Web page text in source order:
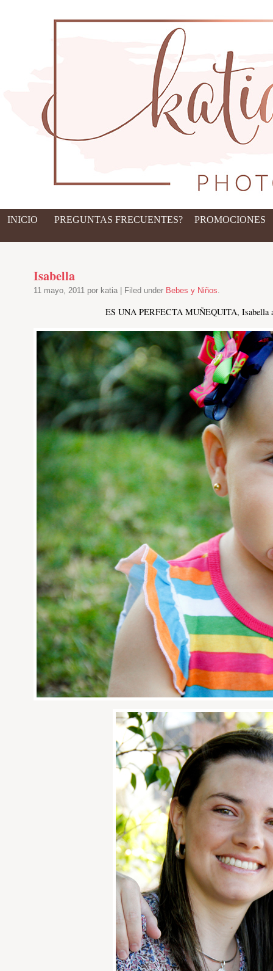
INICIO PREGUNTAS FRECUENTES? PROMOCIONES
Isabella
11 mayo, 2011 por katia | Filed under Bebes y Niños.
ES UNA PERFECTA MUÑEQUITA, Isabella